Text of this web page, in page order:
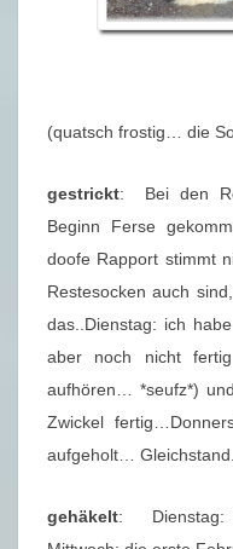
(quatsch frostig… die
gestrickt: Bei den
Beginn Ferse
doofe Rapport stimmt
Restesocken auch
das..Dienstag: ich
aber noch nicht
aufhören… *seufz*)
Zwickel
aufgeholt… Gleichstand.
gehäkelt: Dienstag: